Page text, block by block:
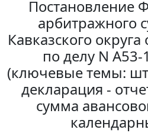
Постановление
арбитражного
Кавказского
по делу N
(ключевые темы:
декларация -
сумма